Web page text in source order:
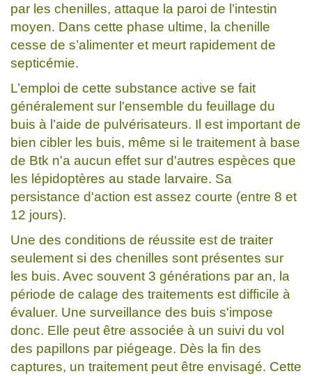
par les chenilles, attaque la paroi de l’intestin
moyen. Dans cette phase ultime, la chenille
cesse de s’alimenter et meurt rapidement de
septicémie.
L’emploi de cette substance active se fait
généralement sur l'ensemble du feuillage du
buis à l’aide de pulvérisateurs. Il est important de
bien cibler les buis, même si le traitement à base
de Btk n'a aucun effet sur d'autres espèces que
les lépidoptères au stade larvaire. Sa
persistance d'action est assez courte (entre 8 et
12 jours).
Une des conditions de réussite est de traiter
seulement si des chenilles sont présentes sur
les buis. Avec souvent 3 générations par an, la
période de calage des traitements est difficile à
évaluer. Une surveillance des buis s'impose
donc. Elle peut être associée à un suivi du vol
des papillons par piégeage. Dès la fin des
captures, un traitement peut être envisagé. Cette